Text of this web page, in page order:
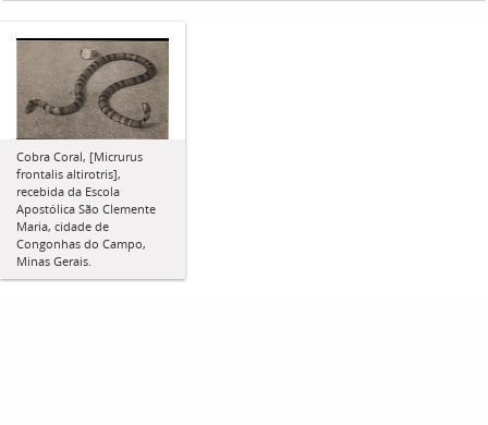
Cobra Coral, [Micrurus
frontalis altirotris],
recebida da Escola
Apostólica São Clemente
Maria, cidade de
Congonhas do Campo,
Minas Gerais.